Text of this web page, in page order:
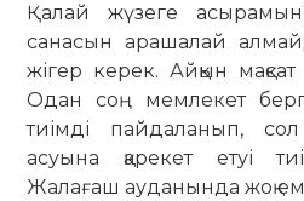
Қалай жүзеге
санасын арашалай
жігер керек. Айқын
Одан соң мемлекет
тиімді пайда­ланып,
асуына қарекет етуі
Жалағаш ауданында жоқ